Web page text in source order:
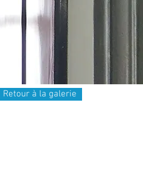
Retour à la galerie